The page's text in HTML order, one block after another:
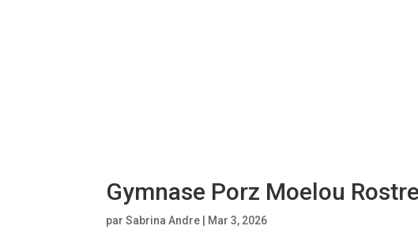
Gymnase Porz Moelou
parSabrina Andre Mar 3, 2026